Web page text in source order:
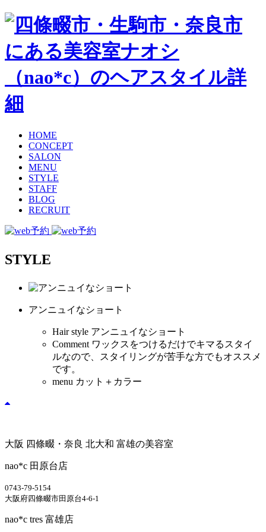
HOME
CONCEPT
SALON
MENU
STYLE
STAFF
BLOG
RECRUIT
STYLE
アンニュイなショート
Hair style アンニュイなショート
Comment ワックスをつけるだけでキマるスタイ
ルなので、スタイリングが苦手な方でもオススメ
です。
menu カット＋カラー
大阪 四條畷・奈良 北大和 富雄の美容室
nao*c 田原台店
0743-79-5154
大阪府四條畷市田原台4-6-1
nao*c tres 富雄店